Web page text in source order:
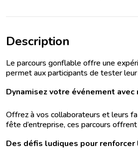
Description
Le parcours gonflable offre une
permet aux participants de tester
Dynamisez votre événement
Offrez à vos collaborateurs et leurs
fête d’entreprise, ces parcours
Des défis ludiques pour renforcer